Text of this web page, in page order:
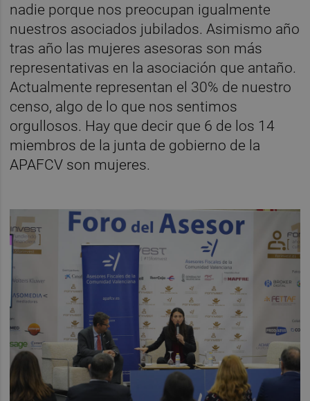
nadie porque nos preocupan igualmente
nuestros asociados jubilados. Asimismo año
tras año las mujeres asesoras son más
representativas en la asociación que antaño.
Actualmente representan el 30% de nuestro
censo, algo de lo que nos sentimos
orgullosos. Hay que decir que 6 de los 14
miembros de la junta de gobierno de la
APAFCV son mujeres.